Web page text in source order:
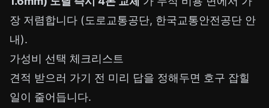
장 저렴합니다 (도로교통공단, 한국교통안전공단 안
내).
가성비 선택 체크리스트
견적 받으러 가기 전 미리 답을 정해두면 호구 잡힐
일이 줄어듭니다.